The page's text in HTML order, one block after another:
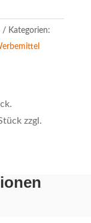
Kategorien:
zzgl.